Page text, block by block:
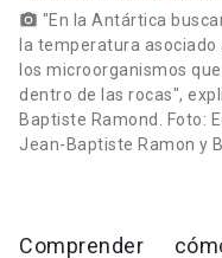
photo_camera "En la Antártica
la temperatura
los microorganismos
dentro de las rocas",
Baptiste Ramond. Foto:
Jean-Baptiste Ramon y
Comprender